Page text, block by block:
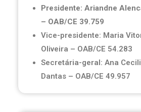
Presidente: Ariandne
– OAB/CE 39.759
Vice-presidente: Maria
Oliveira – OAB/CE 54.283
Secretária-geral: Ana
Dantas – OAB/CE 49.957